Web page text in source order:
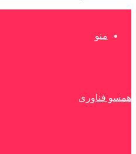
منو
همسو فناوری